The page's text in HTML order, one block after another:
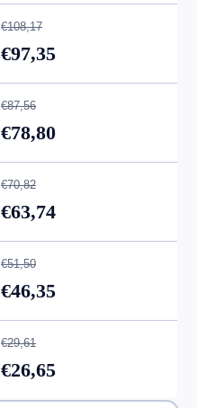
€108,17
€97,35
€87,56
€78,80
€70,82
€63,74
€51,50
€46,35
€29,61
€26,65